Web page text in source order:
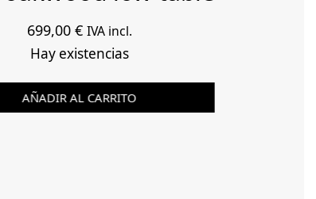
699,00 € IVA incl.
Hay existencias
AÑADIR AL CARRITO